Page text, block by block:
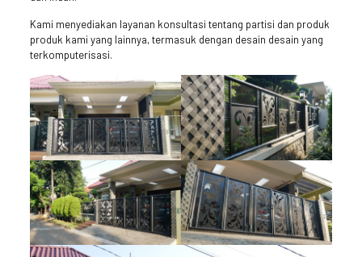
Kami menyediakan layanan konsultasi tentang partisi dan produk
produk kami yang lainnya, termasuk dengan desain desain yang
terkomputerisasi.